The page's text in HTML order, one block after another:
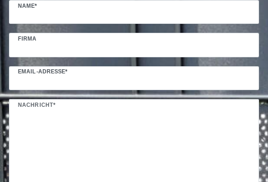
NAME*
FIRMA
EMAIL-ADRESSE*
NACHRICHT*